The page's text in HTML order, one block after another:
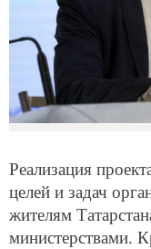
Реализация
целей и задач
жителям
министерствами.